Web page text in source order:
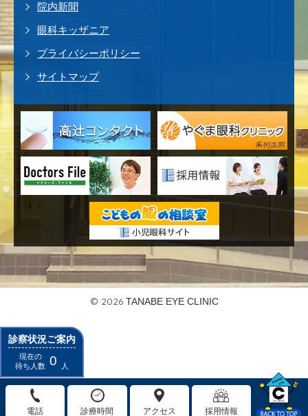
院内新聞
眼科キッザニア
プライバシーポリシー
サイトマップ
電話 診療時間 アクセス 採用情報
診察状況ご案内
現在の
待ち人数 0 人
© 2026TANABE EYE CLINIC